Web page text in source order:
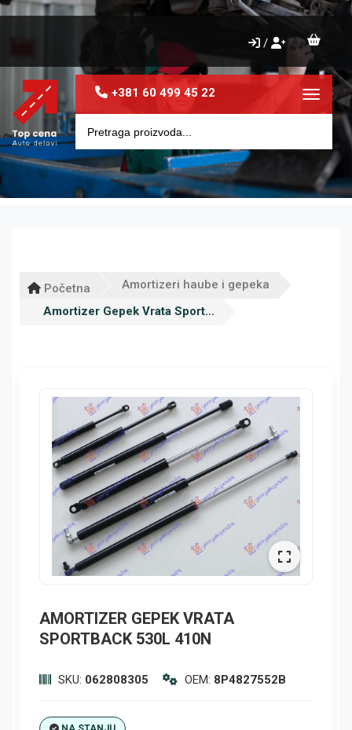
/
+381 60 499 45 22 Toggle
Početna
Amortizeri haube i gepeka
Amortizer Gepek Vrata Sport...
AMORTIZER GEPEK VRATA
SPORTBACK 530L 410N
SKU: 062808305 OEM: 8P4827552B